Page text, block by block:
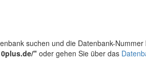
suchen und die Datenbank-
" oder gehen Sie über das